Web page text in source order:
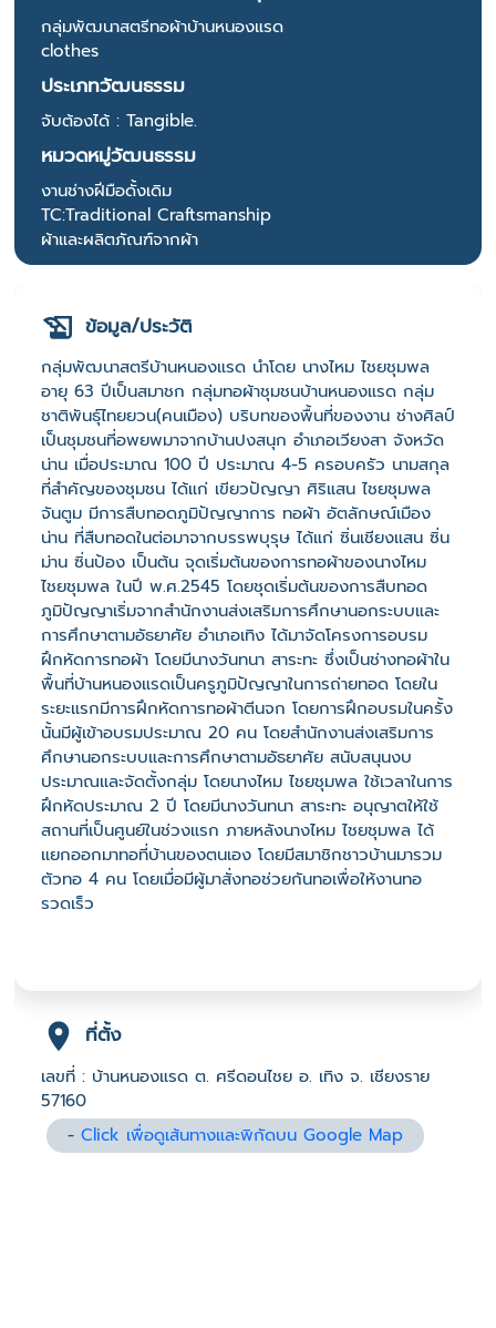
กลุ่มพัฒนาสตรีทอผ้าบ้านหนองแรด
clothes
ประเภทวัฒนธรรม
จับต้องได้ : Tangible.
หมวดหมู่วัฒนธรรม
งานช่างฝีมือดั้งเดิม
TC:Traditional Craftsmanship
ผ้าและผลิตภัณฑ์จากผ้า
ข้อมูล/ประวัติ
กลุ่มพัฒนาสตรีบ้านหนองแรด นำโดย นางไหม ไชยชุมพล
อายุ 63 ปีเป็นสมาชก กลุ่มทอผ้าชุมชนบ้านหนองแรด กลุ่ม
ชาติพันธุ์ไทยยวน(คนเมือง) บริบทของพื้นที่ของงาน ช่างศิลป์
เป็นชุมชนที่อพยพมาจากบ้านปงสนุก อำเภอเวียงสา จังหวัด
น่าน เมื่อประมาณ 100 ปี ประมาณ 4-5 ครอบครัว นามสกุล
ที่สำคัญของชุมชน ได้แก่ เขียวปัญญา ศิริแสน ไชยชุมพล
จันตูม มีการสืบทอดภูมิปัญญาการ ทอผ้า อัตลักษณ์เมือง
น่าน ที่สืบทอดในต่อมาจากบรรพบุรุษ ได้แก่ ซิ่นเชียงแสน ซิ่น
ม่าน ซิ่นป้อง เป็นต้น จุดเริ่มต้นของการทอผ้าของนางไหม
ไชยชุมพล ในปี พ.ศ.2545 โดยชุดเริ่มต้นของการสืบทอด
ภูมิปัญญาเริ่มจากสำนักงานส่งเสริมการศึกษานอกระบบและ
การศึกษาตามอัธยาศัย อำเภอเทิง ได้มาจัดโครงการอบรม
ฝึกหัดการทอผ้า โดยมีนางวันทนา สาระทะ ซึ่งเป็นช่างทอผ้าใน
พื้นที่บ้านหนองแรดเป็นครูภูมิปัญญาในการถ่ายทอด โดยใน
ระยะแรกมีการฝึกหัดการทอผ้าตีนจก โดยการฝึกอบรมในครั้ง
นั้นมีผู้เข้าอบรมประมาณ 20 คน โดยสำนักงานส่งเสริมการ
ศึกษานอกระบบและการศึกษาตามอัธยาศัย สนับสนุนงบ
ประมาณและจัดตั้งกลุ่ม โดยนางไหม ไชยชุมพล ใช้เวลาในการ
ฝึกหัดประมาณ 2 ปี โดยมีนางวันทนา สาระทะ อนุญาตให้ใช้
สถานที่เป็นศูนย์ในช่วงแรก ภายหลังนางไหม ไชยชุมพล ได้
แยกออกมาทอที่บ้านของตนเอง โดยมีสมาชิกชาวบ้านมารวม
ตัวทอ 4 คน โดยเมื่อมีผู้มาสั่งทอช่วยกันทอเพื่อให้งานทอ
รวดเร็ว
ที่ตั้ง
เลขที่ : บ้านหนองแรด ต. ศรีดอนไชย อ. เทิง จ. เชียงราย
57160
-Click เพื่อดูเส้นทางและพิกัดบน Google Map